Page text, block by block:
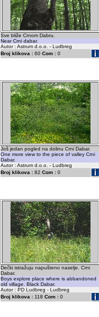
Sve bliže Crnom Dabru.
Near Crni dabar.
Autor : Astrum d.o.o. - Ludbreg
Broj klikova : 60 Com : 0
Još jedan pogled na dolinu Crni Dabar.
One more view to the piece of valley Crni
Dabar.
Autor : Astrum d.o.o. - Ludbreg
Broj klikova : 82 Com : 0
Dečki istražuju napušteno naselje. Crni
Dabar.
Boys explore place where is abbandoned
old village. Black Dabar.
Autor : PD Ludbreg - Ludbreg
Broj klikova : 118 Com : 0